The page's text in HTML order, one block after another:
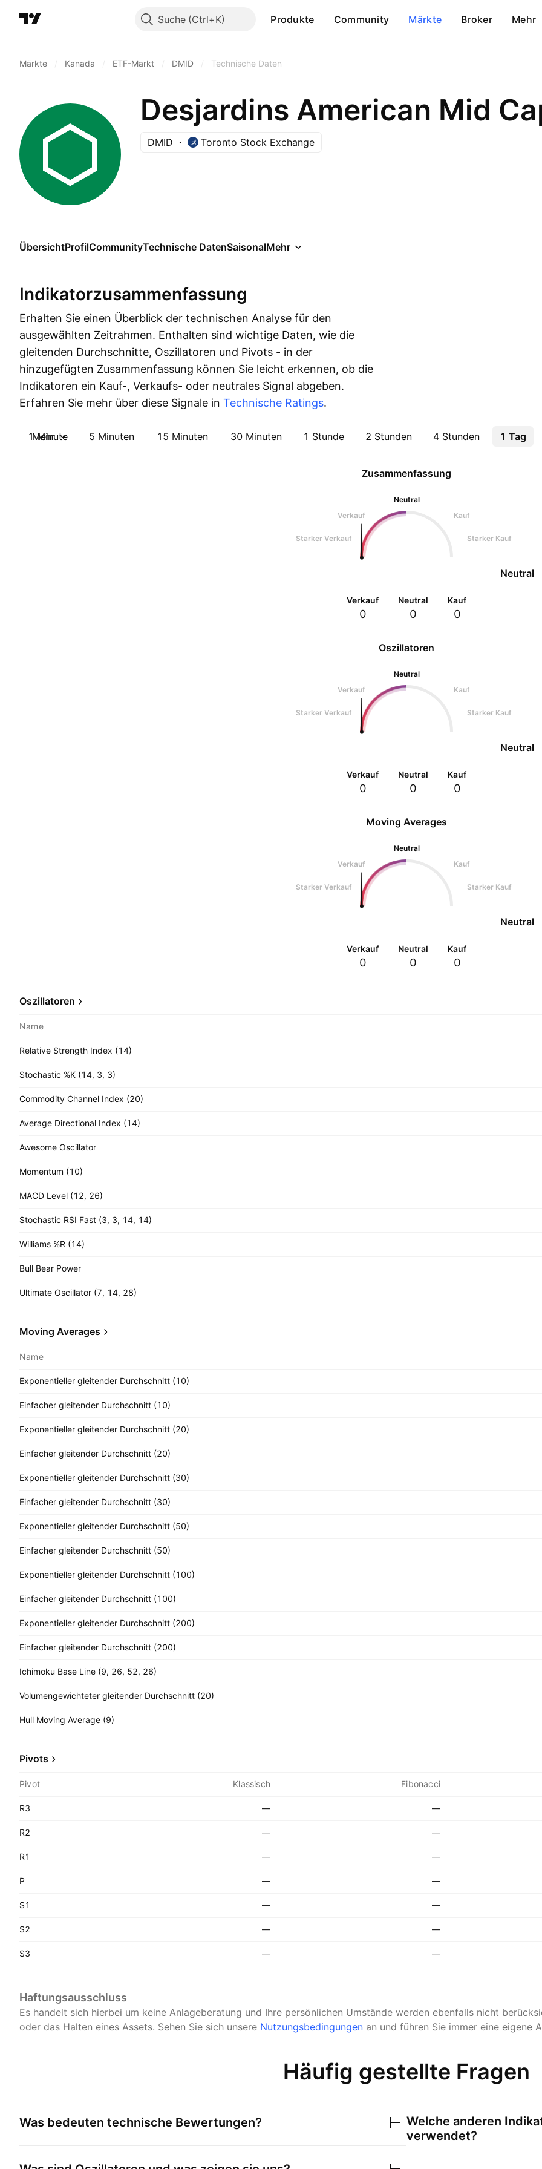
Suche Produkte Community Märkte Broker Mehr
Märkte Kanada ETF-Markt DMID Technische Daten
DMID Toronto Stock Exchange
ÜbersichtProfilCommunityTechnische DatenSaisonalMehr
Indikatorzusammenfassung
Erhalten Sie einen Überblick der technischen Analyse für den
ausgewählten Zeitrahmen. Enthalten sind wichtige Daten, wie die
gleitenden Durchschnitte, Oszillatoren und Pivots - in der
hinzugefügten Zusammenfassung können Sie leicht erkennen, ob die
Indikatoren ein Kauf-, Verkaufs- oder neutrales Signal abgeben.
Erfahren Sie mehr über diese Signale in Technische Ratings.
1 Minute 5 Minuten 15 Minuten 30 Minuten 1 Stunde 2 Stunden 4 Stunden 1 Tag
Mehr
Oszillatoren
Neutral
Verkauf
Kauf
Starker Verkauf Starker Kauf
Neutral
Verkauf
0
Neutral
0
Kauf
0
Zusammenfassung
Neutral
Verkauf
Kauf
Starker Verkauf Starker Kauf
Neutral
Verkauf
0
Neutral
0
Kauf
0
Moving Averages
Neutral
Verkauf
Kauf
Starker Verkauf Starker Kauf
Neutral
Verkauf
0
Neutral
0
Kauf
0
Oszillatoren
Name
Relative Strength Index (14)
Stochastic %K (14, 3, 3)
Commodity Channel Index (20)
Average Directional Index (14)
Awesome Oscillator
Momentum (10)
MACD Level (12, 26)
Stochastic RSI Fast (3, 3, 14, 14)
Williams %R (14)
Bull Bear Power
Ultimate Oscillator (7, 14, 28)
Moving Averages
Name
Exponentieller gleitender Durchschnitt (10)
Einfacher gleitender Durchschnitt (10)
Exponentieller gleitender Durchschnitt (20)
Einfacher gleitender Durchschnitt (20)
Exponentieller gleitender Durchschnitt (30)
Einfacher gleitender Durchschnitt (30)
Exponentieller gleitender Durchschnitt (50)
Einfacher gleitender Durchschnitt (50)
Exponentieller gleitender Durchschnitt (100)
Einfacher gleitender Durchschnitt (100)
Exponentieller gleitender Durchschnitt (200)
Einfacher gleitender Durchschnitt (200)
Ichimoku Base Line (9, 26, 52, 26)
Volumengewichteter gleitender Durchschnitt (20)
Hull Moving Average (9)
Pivots
Pivot Klassisch Fibonacci
R3 — —
R2 — —
R1 — —
P — —
S1 — —
S2 — —
S3 — —
Haftungsausschluss
Es handelt sich hierbei um keine Anlageberatung und Ihre persönlichen Umstände werden ebenfalls nicht
oder das Halten eines Assets. Sehen Sie sich unsere Nutzungsbedingungen an und führen Sie immer eine eigene
Häufig gestellte Fragen
Was bedeuten technische Bewertungen?
Welche anderen
verwendet?